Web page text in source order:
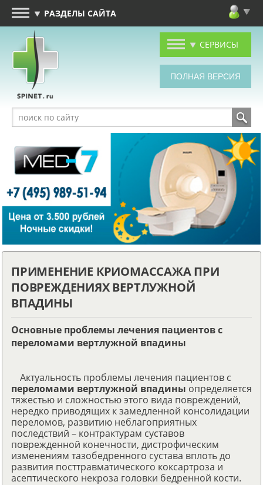
РАЗДЕЛЫ САЙТА
СЕРВИСЫ
ПРИМЕНЕНИЕ КРИОМАССАЖА ПРИ
ПОВРЕЖДЕНИЯХ ВЕРТЛУЖНОЙ
ВПАДИНЫ
Основные проблемы лечения пациентов с
переломами вертлужной впадины
Актуальность проблемы лечения пациентов с
переломами вертлужной впадины определяется
тяжестью и сложностью этого вида повреждений,
нередко приводящих к замедленной консолидации
переломов, развитию неблагоприятных
последствий – контрактурам суставов
поврежденной конечности, дистрофическим
изменениям тазобедренного сустава вплоть до
развития посттравматического коксартроза и
асептического некроза головки бедренной кости.